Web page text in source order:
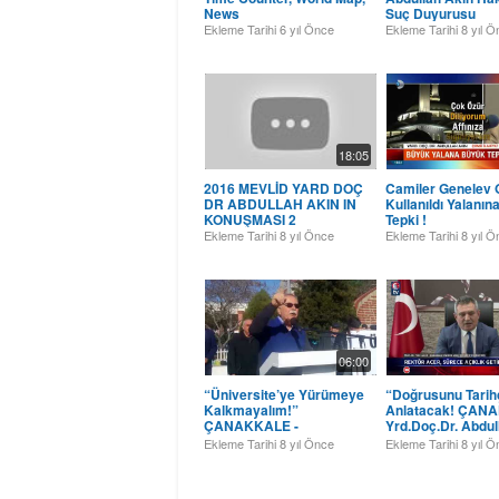
News
Ekleme Tarihi6 yıl Önce
Suç Duyurusu
Ekleme Tarihi8 yıl
18:05
2016 MEVLİD YARD DOÇ
DR ABDULLAH AKIN IN
KONUŞMASI 2
Ekleme Tarihi8 yıl Önce
Camiler Genelev
Kullanıldı
Tepki !
Ekleme Tarihi8 yıl
06:00
“Üniversite’ye Yürümeye
Kalkmayalım!”
ÇANAKKALE -
Yrd.Doç.Dr. Abdullah
Ekleme Tarihi8 yıl Önce
“Doğrusunu
Anlatacak!
Yrd.Doç.Dr.
AKIN Hakkında
Yücel ACER'in
Ekleme Tarihi8 yıl